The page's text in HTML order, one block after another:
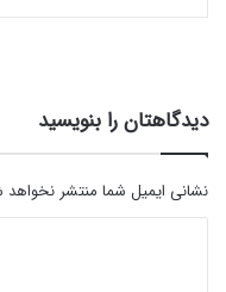
دیدگاهتان را بنویسید
نشانی ایمیل شما منتشر